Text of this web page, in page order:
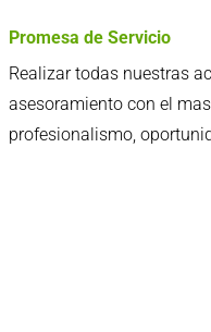
Promesa de Servicio
Realizar todas nuestras
asesoramiento con el
profesionalismo,